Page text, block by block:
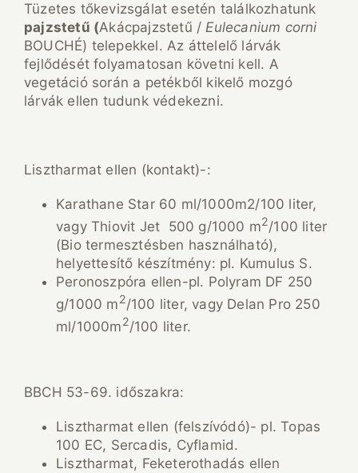
Tüzetes tőkevizsgálat esetén találkozhatunk
pajzstetű (Akácpajzstetű /Eulecanium corni
BOUCHÉ) telepekkel. Az áttelelő lárvák
fejlődését folyamatosan követni kell. A
vegetáció során a petékből kikelő mozgó
lárvák ellen tudunk védekezni.
Lisztharmat ellen (kontakt)-:
Karathane Star 60 ml/1000m2/100 liter,
vagy Thiovit Jet 500 g/1000 m2/100 liter
(Bio termesztésben használható),
helyettesítő készítmény: pl. Kumulus S.
Peronoszpóra ellen-pl. Polyram DF 250
g/1000 m2/100 liter, vagy Delan Pro 250
ml/1000m2/100 liter.
BBCH 53-69. időszakra:
Lisztharmat ellen (felszívódó)- pl. Topas
100 EC, Sercadis, Cyflamid.
Lisztharmat, Feketerothadás ellen